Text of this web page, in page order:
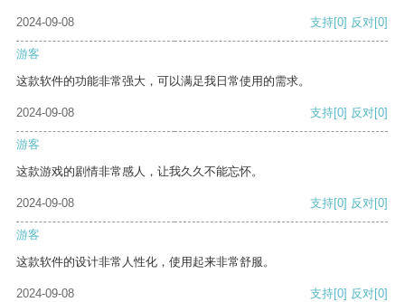
2024-09-08 支持[0] 反对[0]
游客
这款软件的功能非常强大，可以满足我日常使用的需求。
2024-09-08 支持[0] 反对[0]
游客
这款游戏的剧情非常感人，让我久久不能忘怀。
2024-09-08 支持[0] 反对[0]
游客
这款软件的设计非常人性化，使用起来非常舒服。
2024-09-08 支持[0] 反对[0]